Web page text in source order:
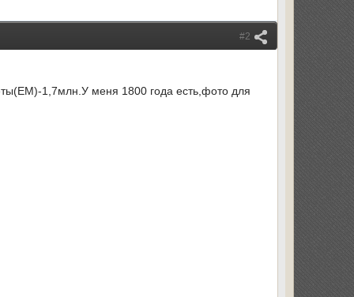
#2
1,7млн.У меня 1800 года есть,фото для